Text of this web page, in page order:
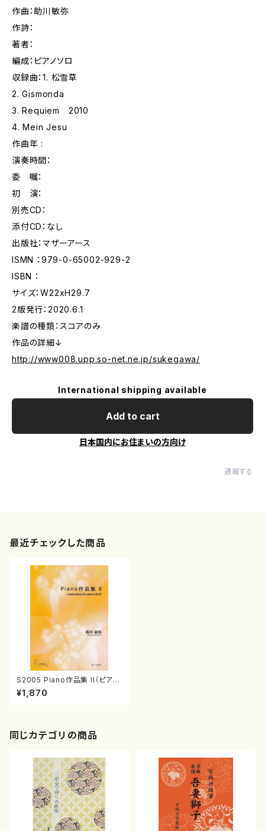
作曲：助川敏弥
作詩：
著者：
編成：ピアノソロ
収録曲：1. 松雪草
2. Gismonda
3. Requiem 2010
4. Mein Jesu
作曲年 :
演奏時間：
委 嘱：
初 演：
別売CD：
添付CD：なし
出版社：マザーアース
ISMN ：979-0-65002-929-2
ISBN ：
サイズ：W22xH29.7
2版発行：2020.6.1
楽譜の種類：スコアのみ
作品の詳細↓
http://www008.upp.so-net.ne.jp/sukegawa/
International shipping available
Add to cart
日本国内にお住まいの方向け
通報する
最近チェックした商品
S2005 Piano作品集 II（ピアノ
ソロ/助川敏弥/楽譜）
¥1,870
同じカテゴリの商品